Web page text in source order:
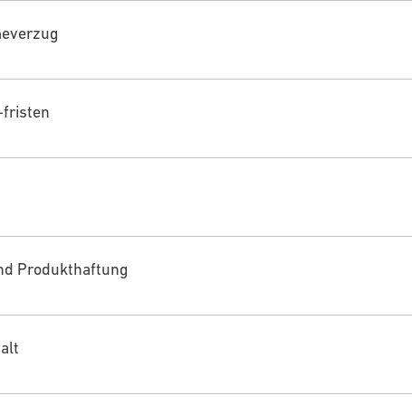
fristen
Produkthaftung